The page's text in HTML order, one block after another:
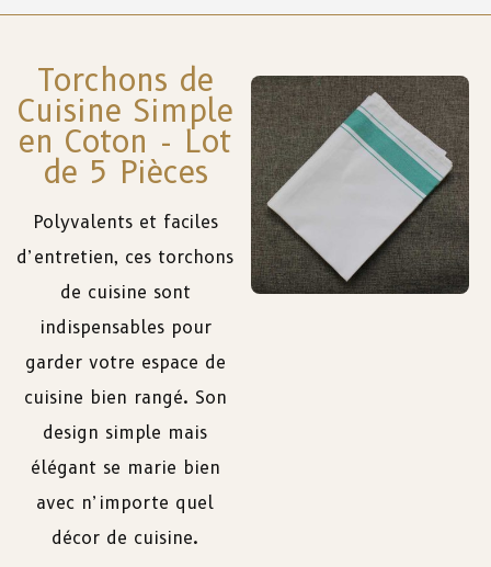
Torchons de
Cuisine Simple
en Coton - Lot
de 5 Pièces
Polyvalents et faciles
d’entretien, ces torchons
de cuisine sont
indispensables pour
gardervotre espace de
cuisine bien rangé. Son
design simple mais
élégantse marie bien
avec n’importe quel
décor de cuisine.